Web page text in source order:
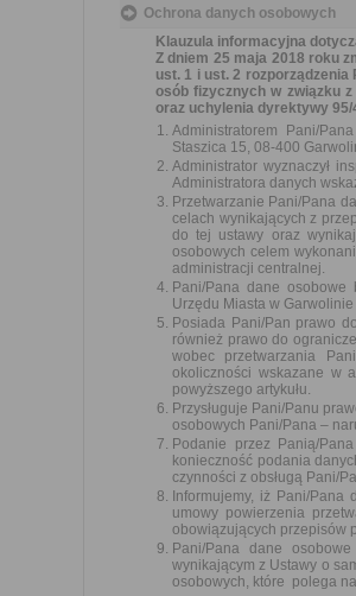
Ochrona danych osobowych
Klauzula informacyjna
Z dniem 25 maja 2018 roku
ust. 1 i ust. 2
osób fizycznych w związku
oraz uchylenia dyrektywy 95/
Administratorem Pani/
Staszica 15, 08-400
Administrator wyznaczył
Administratora danych
Przetwarzanie Pani/Pana
celach wynikających z
do tej ustawy oraz
osobowych celem
administracji centralnej.
Pani/Pana dane osobowe
Urzędu Miasta w Garwolinie
Posiada Pani/Pan prawo
również prawo do
wobec przetwarzania
okoliczności wskazane w
powyższego artykułu.
Przysługuje Pani/Panu
osobowych Pani/Pana –
Podanie przez Panią/
konieczność podania
czynności z obsługą Pani/
Informujemy, iż Pani/
umowy powierzenia
obowiązujących przepisów
Pani/Pana dane
wynikającym z Ustawy o
osobowych, które polega